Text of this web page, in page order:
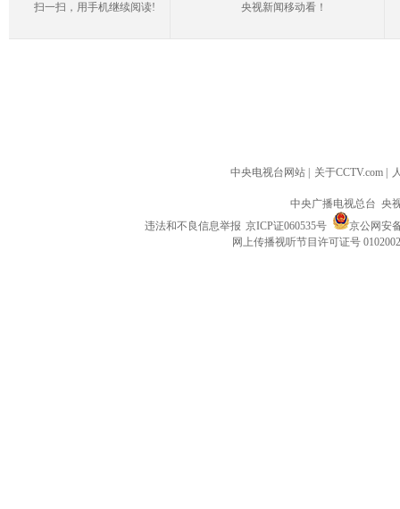
扫一扫，用手机继续阅读! 央视新闻移动看！
中央电视台网站 关于CCTV.com
中央广播电视总台 央
违法和不良信息举报 京ICP证060535号
京公网安
网上传播视听节目许可证号